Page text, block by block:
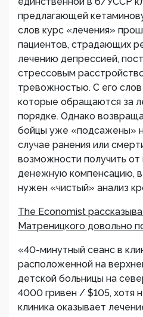
предлагающей
слов курс «лечения»
пациентов, страдающих
лечению депрессией,
стрессовым
тревожностью. С его
которые обращаются за
порядке. Однако
бойцы уже «подсажены»
случае ранения или
возможности получить
денежную компенсацию,
нужен «чистый» анализ
The Economist
Матреницкого довольно
«40-минутный сеанс в
расположенной на
детской больницы на
4000 гривен / $105, хотя
клиника оказывает